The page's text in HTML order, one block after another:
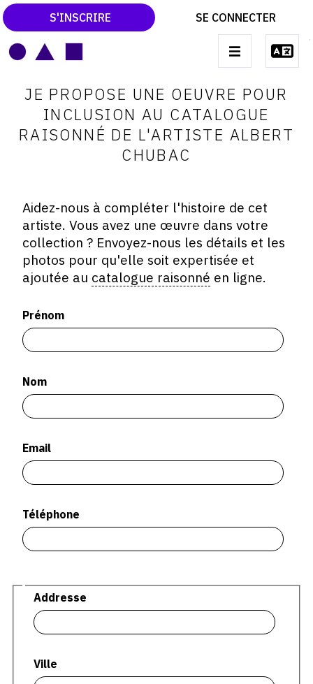
S'INSCRIRE SE CONNECTER
navigation
CATALOGUES RAISONNÉS
LES EXPOSITIONS
LES VERNISSAGES
ACTUALITÉS DU MONDE DE L'ART
LIBRAIRIE : LIVRES & CATALOGUES
LEXIQUE ARTISTIQUE
ABONNEMENTS DÉDIÉS AUX GALERISTES
CRÉER SON SITE ARTISTE
À PROPOS
CGU
JE PROPOSE UNE OEUVRE POUR
INCLUSION AU CATALOGUE
RAISONNÉ DE L'ARTISTE ALBERT
CHUBAC
Aidez-nous à compléter l'histoire de cet
artiste. Vous avez une œuvre dans votre
collection ? Envoyez-nous les détails et les
photos pour qu'elle soit expertisée et
ajoutée au catalogue raisonné en ligne.
Prénom
Nom
Email
Téléphone
Adresse
Addresse
Ville